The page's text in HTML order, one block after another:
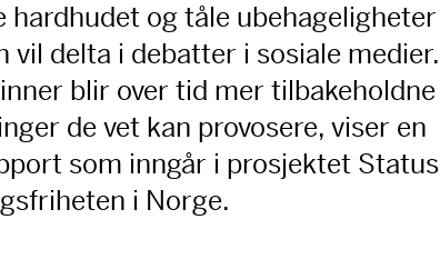
hardhudet og tåle ubehageligheter
vil delta i debatter i sosiale medier.
blir over tid mer tilbakeholdne
de vet kan provosere, viser en
som inngår i prosjektet Status
i Norge.